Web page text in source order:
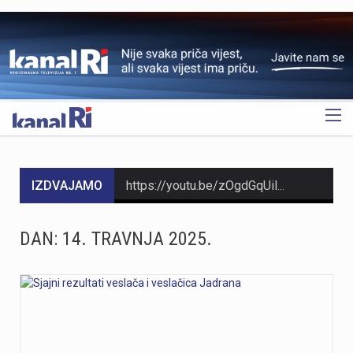
OGLAS
IZDVAJAMO
DAN: 14. TRAVNJA 2025.